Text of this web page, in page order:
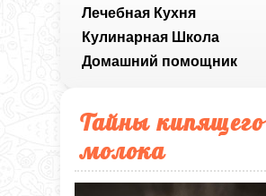
Лечебная Кухня
Кулинарная Школа
Домашний помощник
Тайны кипящего
молока